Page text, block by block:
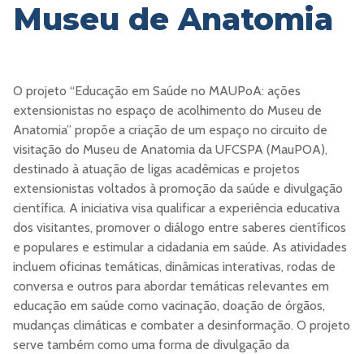
Museu de Anatomia
O projeto “Educação em Saúde no MAUPoA: ações
extensionistas no espaço de acolhimento do Museu de
Anatomia” propõe a criação de um espaço no circuito de
visitação do Museu de Anatomia da UFCSPA (MauPOA),
destinado à atuação de ligas acadêmicas e projetos
extensionistas voltados à promoção da saúde e divulgação
científica. A iniciativa visa qualificar a experiência educativa
dos visitantes, promover o diálogo entre saberes científicos
e populares e estimular a cidadania em saúde. As atividades
incluem oficinas temáticas, dinâmicas interativas, rodas de
conversa e outros para abordar temáticas relevantes em
educação em saúde como vacinação, doação de órgãos,
mudanças climáticas e combater a desinformação. O projeto
serve também como uma forma de divulgação da